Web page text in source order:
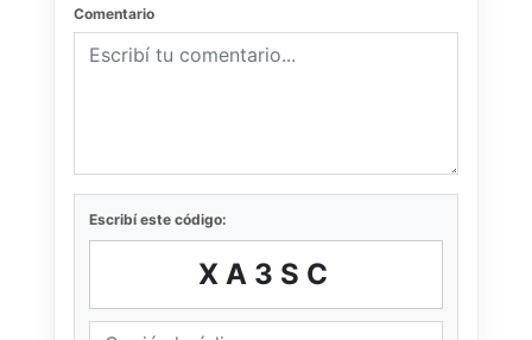
Comentario
Escribí este código:
XA3SC